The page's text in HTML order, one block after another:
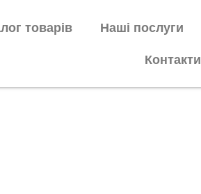
товарів Наші послуги
Контакти